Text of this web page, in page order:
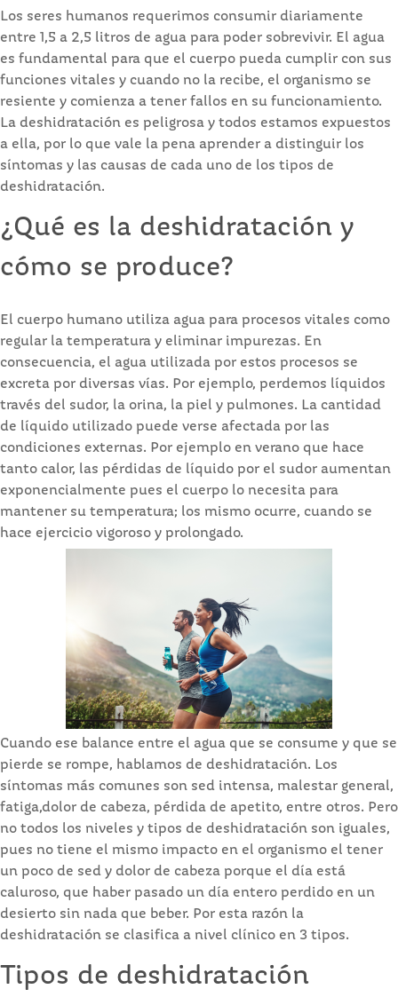
Los seres humanos requerimos consumir diariamente
entre 1,5 a 2,5 litros de agua para poder sobrevivir. El agua
es fundamental para que el cuerpo pueda cumplir con sus
funciones vitales y cuando no la recibe, el organismo se
resiente y comienza a tener fallos en su funcionamiento.
La deshidratación es peligrosa y todos estamos expuestos
a ella, por lo que vale la pena aprender a distinguir los
síntomas y las causas de cada uno de los tipos de
deshidratación.
¿Qué es la deshidratación y
cómo se produce?
El cuerpo humano utiliza agua para procesos vitales como
regular la temperatura y eliminar impurezas. En
consecuencia, el agua utilizada por estos procesos se
excreta por diversas vías. Por ejemplo, perdemos líquidos
través del sudor, la orina, la piel y pulmones. La cantidad
de líquido utilizado puede verse afectada por las
condiciones externas. Por ejemplo en verano que hace
tanto calor, las pérdidas de líquido por el sudor aumentan
exponencialmente pues el cuerpo lo necesita para
mantener su temperatura; los mismo ocurre, cuando se
hace ejercicio vigoroso y prolongado.
Cuando ese balance entre el agua que se consume y que se
pierde se rompe, hablamos de deshidratación. Los
síntomas más comunes son sed intensa, malestar general,
fatiga,dolor de cabeza, pérdida de apetito, entre otros. Pero
no todos los niveles y tipos de deshidratación son iguales,
pues no tiene el mismo impacto en el organismo el tener
un poco de sed y dolor de cabeza porque el día está
caluroso, que haber pasado un día entero perdido en un
desierto sin nada que beber. Por esta razón la
deshidratación se clasifica a nivel clínico en 3 tipos.
Tipos de deshidratación